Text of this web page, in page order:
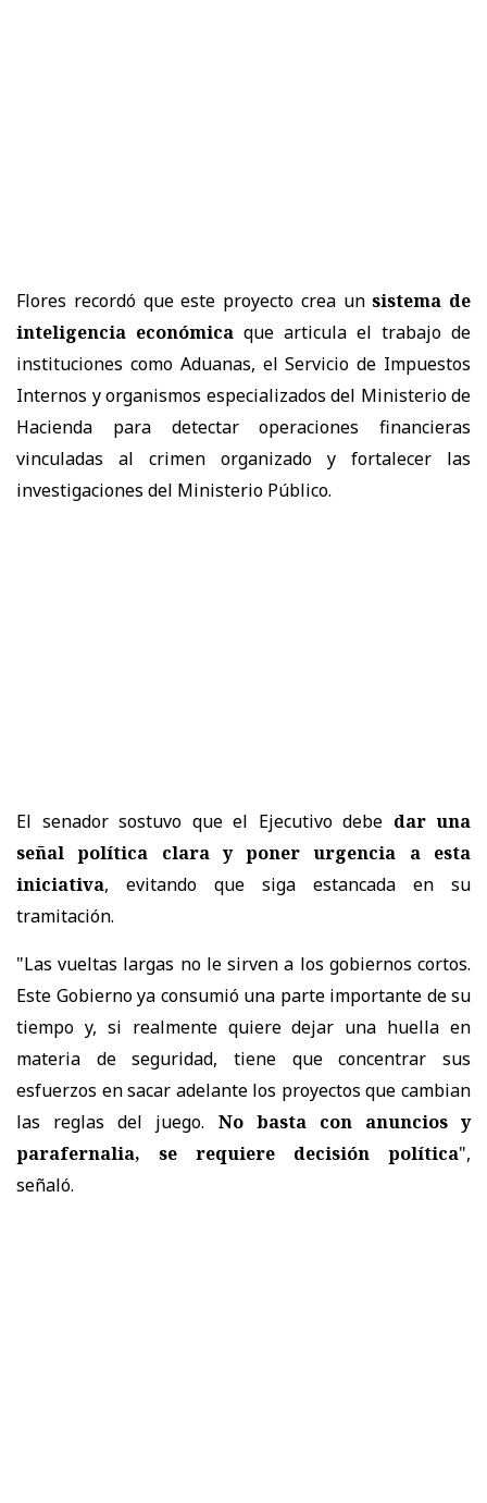
Flores recordó que este proyecto crea unsistema de
inteligencia económica que articula el trabajo de
instituciones como Aduanas, el Servicio de Impuestos
Internos y organismos especializados del Ministerio de
Hacienda para detectar operaciones financieras
vinculadas al crimen organizado y fortalecer las
investigaciones del Ministerio Público.
El senador sostuvo que el Ejecutivo debe dar una
señal política clara y poner urgencia a esta
iniciativa, evitando que siga estancada en su
tramitación.
"Las vueltas largas no le sirven a los gobiernos cortos.
Este Gobierno ya consumió una parte importante de su
tiempo y, si realmente quiere dejar una huella en
materia de seguridad, tiene que concentrar sus
esfuerzos en sacar adelante los proyectos que cambian
las reglas del juego. No basta con anuncios y
parafernalia, se requiere decisión política",
señaló.